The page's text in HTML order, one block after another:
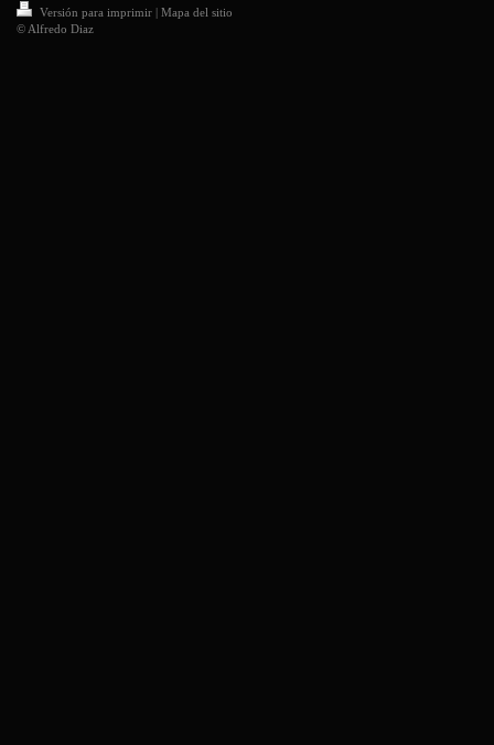
Versión para imprimir | Mapa del sitio
© Alfredo Diaz